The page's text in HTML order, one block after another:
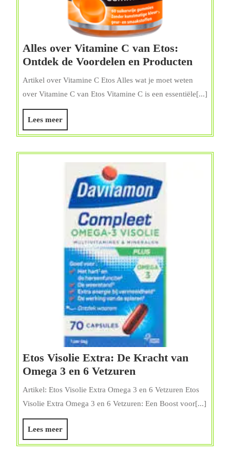
Alles over Vitamine C van Etos:
Ontdek de Voordelen en Producten
C
Ontdek
de
Artikel over Vitamine C Etos Alles wat je moet weten
over Vitamine C van Etos Vitamine C is een essentiële[...]
Lees meerLees
meer
Etos Visolie Extra: De Kracht van
Omega 3 en 6 Vetzuren
Visolie
De
Omega
Artikel: Etos Visolie Extra Omega 3 en 6 Vetzuren Etos
Visolie Extra Omega 3 en 6 Vetzuren: Een Boost voor[...]
Lees meerLees
meer